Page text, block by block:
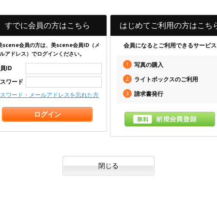
すでに会員の方はこちら
scene会員の方は、美scene会員ID（メ
アドレス）でログインください。
ID
ワード
ワード・メールアドレスを忘れた方
はじめてご利用の方はこち
会員になるとご利用できるサービス
1 写真の購入
2 ライトボックスのご利用
3 請求書発行